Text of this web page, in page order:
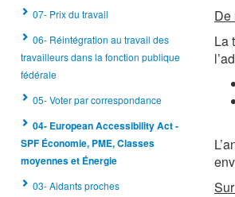
07- Prix du travail
06- Réintégration au travail des
travailleurs dans la fonction publique
fédérale
05- Voter par correspondance
04- European Accessibility Act -
SPF Économie, PME, Classes
moyennes et Énergie
03- Aidants proches
De
La